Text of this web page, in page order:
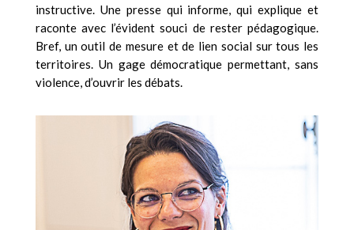
instructive. Une presse qui informe, qui explique et
raconte avec l’évident souci de rester pédagogique.
Bref, un outil de mesure et de lien social sur tous les
territoires. Un gage démocratique permettant, sans
violence, d’ouvrir les débats.